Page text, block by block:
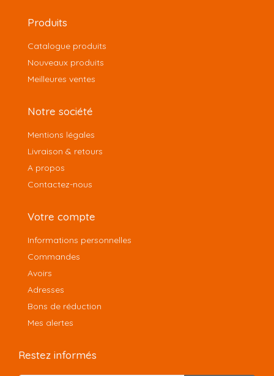
Produits
Catalogue produits
Nouveaux produits
Meilleures ventes
Notre société
Mentions légales
Livraison & retours
A propos
Contactez-nous
Votre compte
Informations personnelles
Commandes
Avoirs
Adresses
Bons de réduction
Mes alertes
Restez informés